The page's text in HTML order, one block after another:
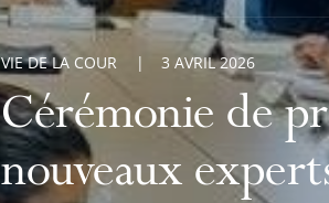
Cérémonie de
nouveaux
VIE DE LA COUR 3 AVRIL 2026